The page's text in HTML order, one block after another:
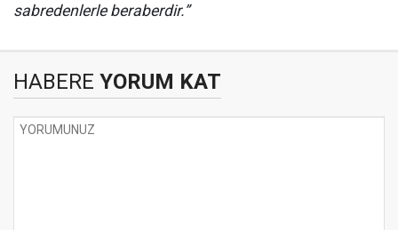
sabredenlerle beraberdir.”
HABERE YORUM KAT